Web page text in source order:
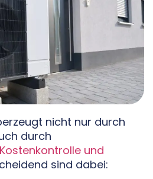
nicht nur durch
durch
und
sind dabei: